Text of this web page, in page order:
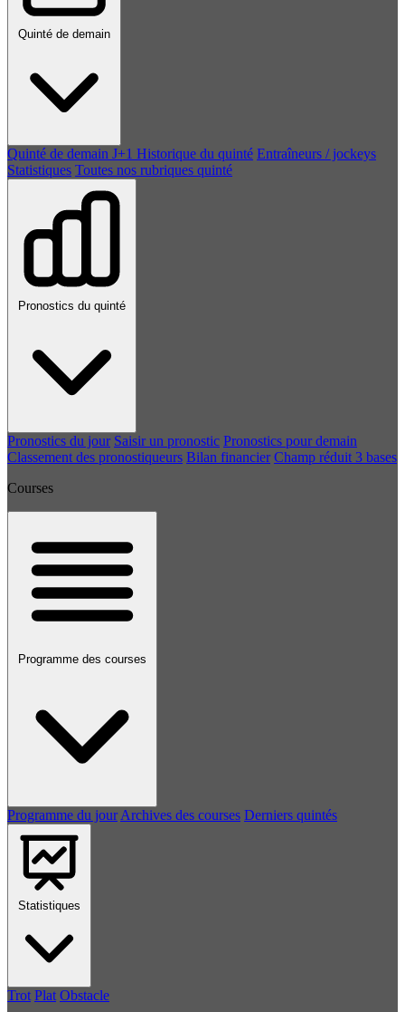
Quinté de demain
Quinté de demain J+1 Historique du quinté Entraîneurs / jockeys
Statistiques Toutes nos rubriques quinté
Pronostics du quinté
Pronostics du jour Saisir un pronostic Pronostics pour demain
Classement des pronostiqueurs Bilan financier Champ réduit 3 bases
Courses
Programme des courses
Programme du jour Archives des courses Derniers quintés
Statistiques
Trot Plat Obstacle